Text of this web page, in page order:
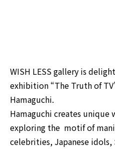
WISH LESS gallery is
exhibition “The Truth of
Hamaguchi.
Hamaguchi creates
exploring the motif of
celebrities, Japanese